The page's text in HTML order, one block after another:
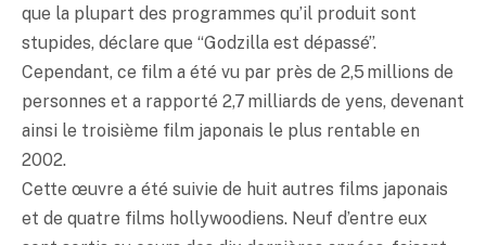
que la plupart des programmes qu’il produit sont
stupides, déclare que “Godzilla est dépassé”.
Cependant, ce film a été vu par près de 2,5 millions de
personnes et a rapporté 2,7 milliards de yens, devenant
ainsi le troisième film japonais le plus rentable en
2002.
Cette œuvre a été suivie de huit autres films japonais
et de quatre films hollywoodiens. Neuf d’entre eux